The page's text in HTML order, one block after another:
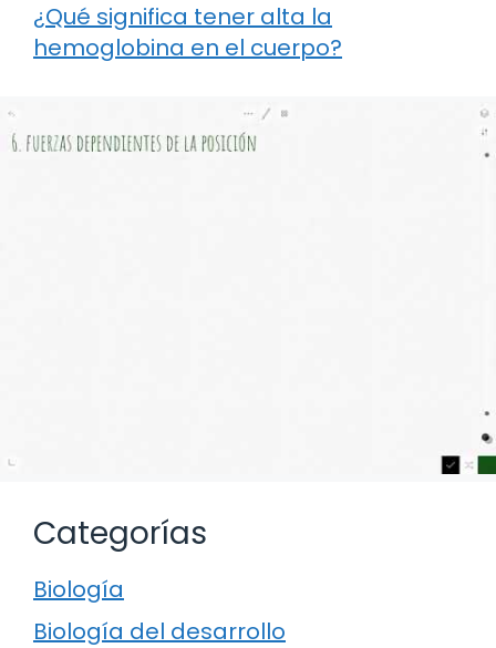
¿Qué significa tener alta la
hemoglobina en el cuerpo?
Categorías
Biología
Biología del desarrollo